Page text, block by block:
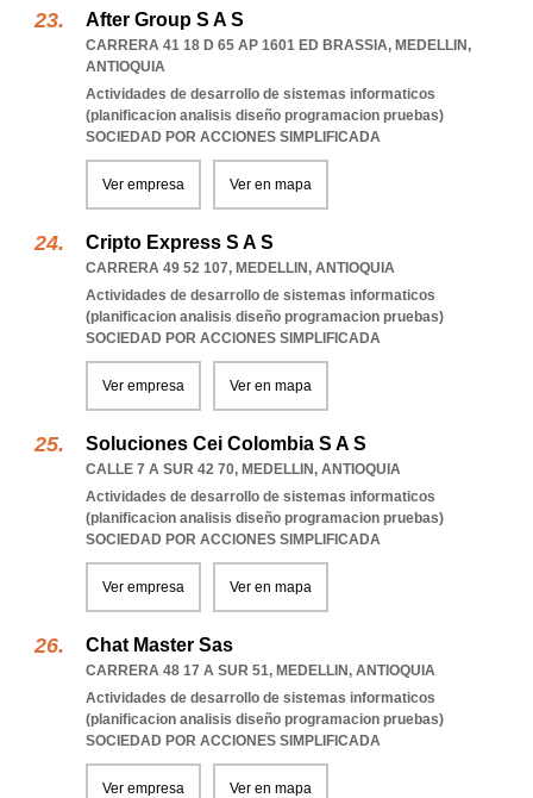
After Group S A S
CARRERA 41 18 D 65 AP 1601 ED BRASSIA, MEDELLIN,
ANTIOQUIA
Actividades de desarrollo de sistemas informaticos
(planificacion analisis diseño programacion pruebas)
SOCIEDAD POR ACCIONES SIMPLIFICADA
Ver empresa Ver en mapa
Cripto Express S A S
CARRERA 49 52 107, MEDELLIN, ANTIOQUIA
Actividades de desarrollo de sistemas informaticos
(planificacion analisis diseño programacion pruebas)
SOCIEDAD POR ACCIONES SIMPLIFICADA
Ver empresa Ver en mapa
Soluciones Cei Colombia S A S
CALLE 7 A SUR 42 70, MEDELLIN, ANTIOQUIA
Actividades de desarrollo de sistemas informaticos
(planificacion analisis diseño programacion pruebas)
SOCIEDAD POR ACCIONES SIMPLIFICADA
Ver empresa Ver en mapa
Chat Master Sas
CARRERA 48 17 A SUR 51, MEDELLIN, ANTIOQUIA
Actividades de desarrollo de sistemas informaticos
(planificacion analisis diseño programacion pruebas)
SOCIEDAD POR ACCIONES SIMPLIFICADA
Ver empresa Ver en mapa